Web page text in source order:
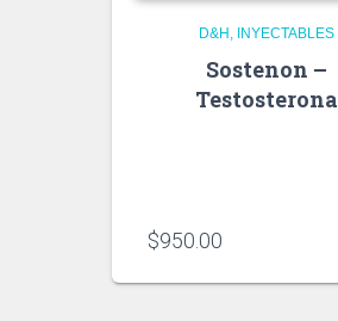
D&H INYECTABLES
Sostenon –
Testosterona
$950.00